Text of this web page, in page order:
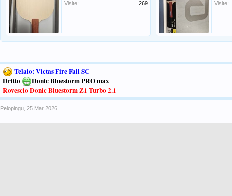
Visite:
269
Visite:
Telaio: Victas Fire Fall SC
Dritto
Donic Bluestorm PRO max
Rovescio Donic Bluestorm Z1 Turbo 2.1
Pelopingu 25 Mar 2026